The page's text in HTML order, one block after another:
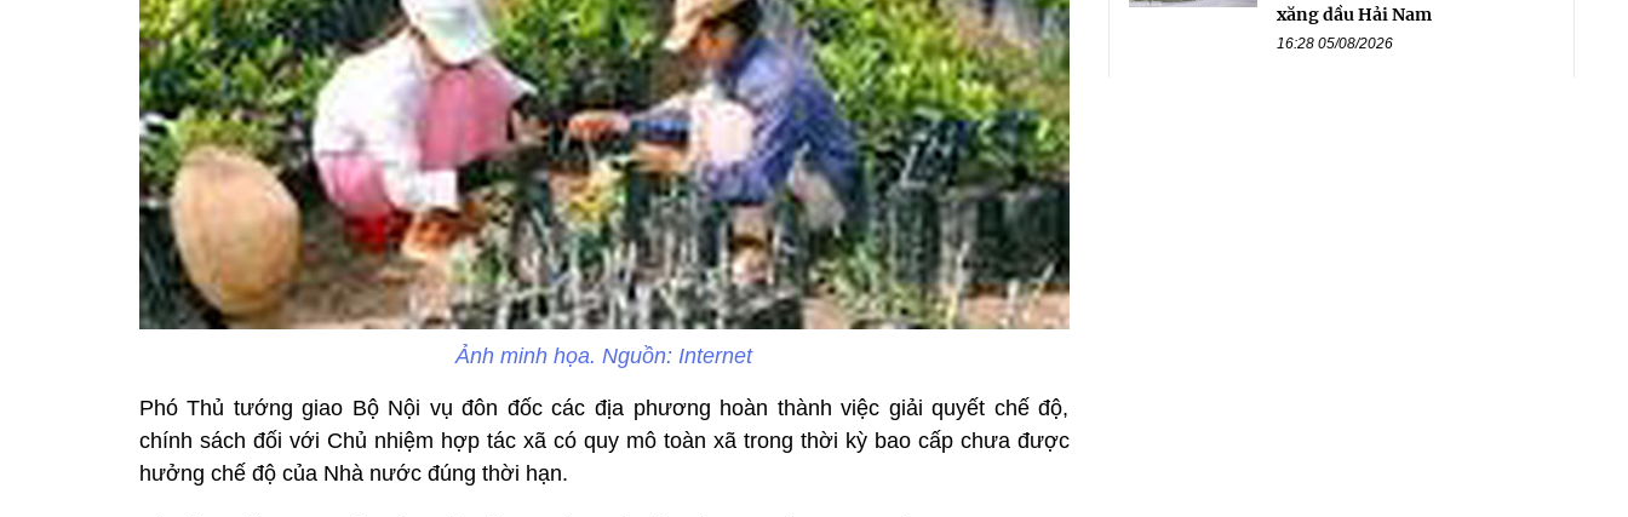
Ảnh minh họa. Nguồn: Internet
Phó Thủ tướng giao Bộ Nội vụ đôn đốc các địa phương hoàn thành việc giải quyết chế độ,
chính sách đối với Chủ nhiệm hợp tác xã có quy mô toàn xã trong thời kỳ bao cấp chưa được
hưởng chế độ của Nhà nước đúng thời hạn.
xăng dầu Hải Nam
16:28 05/08/2026